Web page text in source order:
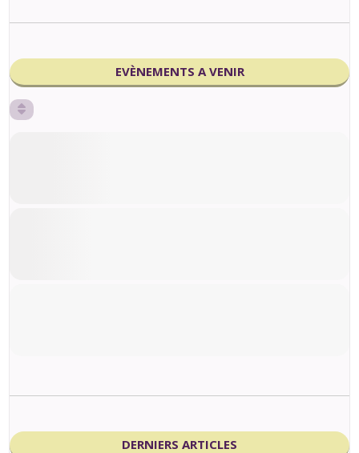
EVÈNEMENTS A VENIR
DERNIERS ARTICLES